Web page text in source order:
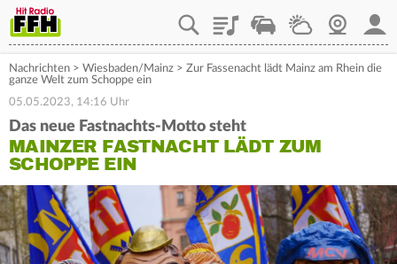
PlaylistStaupilotWetterWebcam
Nachrichten > Wiesbaden/Mainz > Zur Fassenacht lädt Mainz am Rhein die
ganze Welt zum Schoppe ein
05.05.2023, 14:16 Uhr
Das neue Fastnachts-Motto steht
MAINZER FASTNACHT LÄDT ZUM
SCHOPPE EIN